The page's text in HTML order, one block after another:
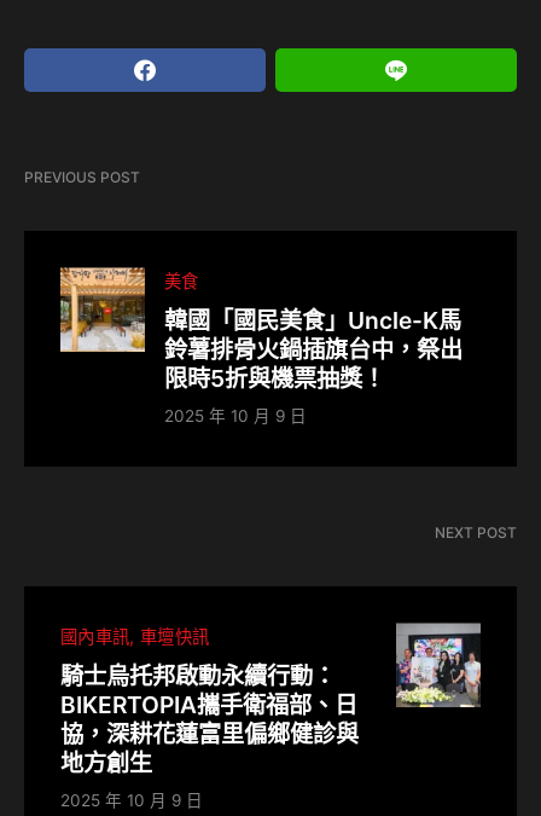
PREVIOUS POST
美食
韓國「國民美食」Uncle-K馬
鈴薯排骨火鍋插旗台中，祭出
限時5折與機票抽獎！
2025 年 10 月 9 日
NEXT POST
國內車訊 車壇快訊
騎士烏托邦啟動永續行動：
BIKERTOPIA攜手衛福部、日
協，深耕花蓮富里偏鄉健診與
地方創生
2025 年 10 月 9 日